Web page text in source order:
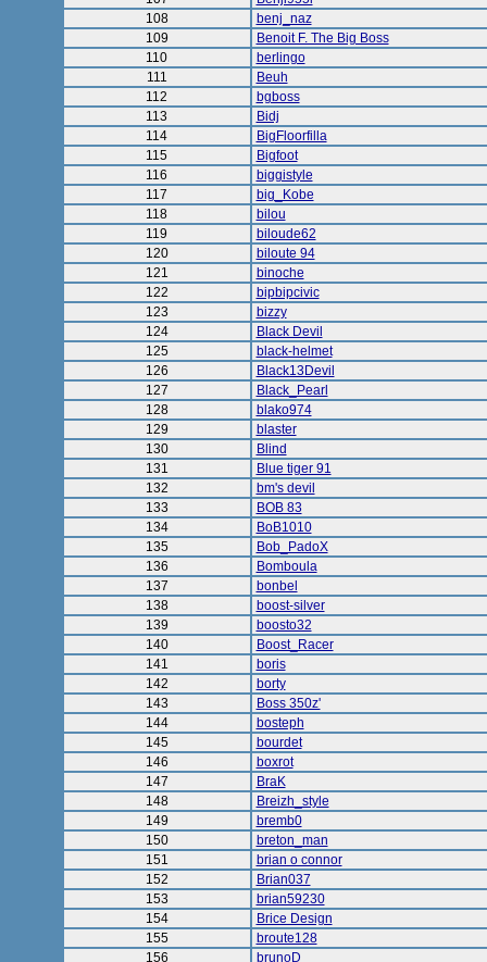
108
benj_naz
109
Benoit F. The Big Boss
110
berlingo
111
Beuh
112
bgboss
113
Bidj
114
BigFloorfilla
115
Bigfoot
116
biggistyle
117
big_Kobe
118
bilou
119
biloude62
120
biloute 94
121
binoche
122
bipbipcivic
123
bizzy
124
Black Devil
125
black-helmet
126
Black13Devil
127
Black_Pearl
128
blako974
129
blaster
130
Blind
131
Blue tiger 91
132
bm's devil
133
BOB 83
134
BoB1010
135
Bob_PadoX
136
Bomboula
137
bonbel
138
boost-silver
139
boosto32
140
Boost_Racer
141
boris
142
borty
143
Boss 350z'
144
bosteph
145
bourdet
146
boxrot
147
BraK
148
Breizh_style
149
bremb0
150
breton_man
151
brian o connor
152
Brian037
153
brian59230
154
Brice Design
155
broute128
156
brunoD